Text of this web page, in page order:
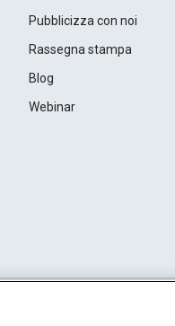
Pubblicizza con noi
Rassegna stampa
Blog
Webinar